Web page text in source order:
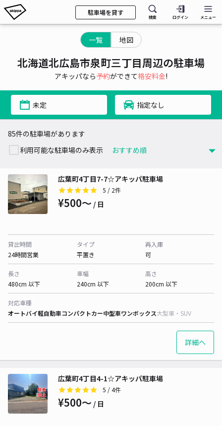
駐車場を貸す
検索 ログイン メニュー
一覧 地図
北海道北広島市泉町三丁目周辺の駐車場
アキッパなら予約ができて格安料金!
未定 指定なし
85件の駐車場があります
利用可能な駐車場のみ表示
広葉町4丁目7-7☆アキッパ駐車場
5 / 2件
¥500〜 / 日
貸出時間
24時間営業
タイプ
平置き
再入庫
可
長さ
480cm 以下
車幅
240cm 以下
高さ
200cm 以下
対応車種
オートバイ軽自動車コンパクトカー中型車ワンボックス大型車・SUV
詳細へ
広葉町4丁目4-1☆アキッパ駐車場
5 / 4件
¥500〜 / 日